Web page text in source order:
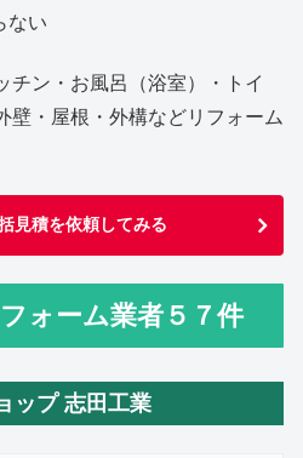
ない
チン・お風呂（浴室）・トイ
壁・屋根・外構などリフォーム
見積を依頼してみる
ォーム業者５７件
ップ 志田工業